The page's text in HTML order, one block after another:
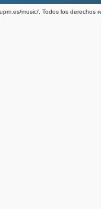
music/. Todos los derechos